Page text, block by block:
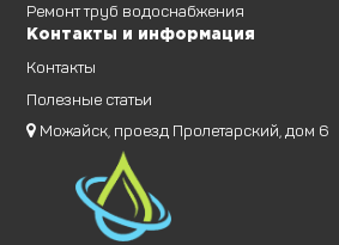
Ремонт труб водоснабжения
Контакты и информация
Контакты
Полезные статьи
Можайск, проезд Пролетарский, дом 6